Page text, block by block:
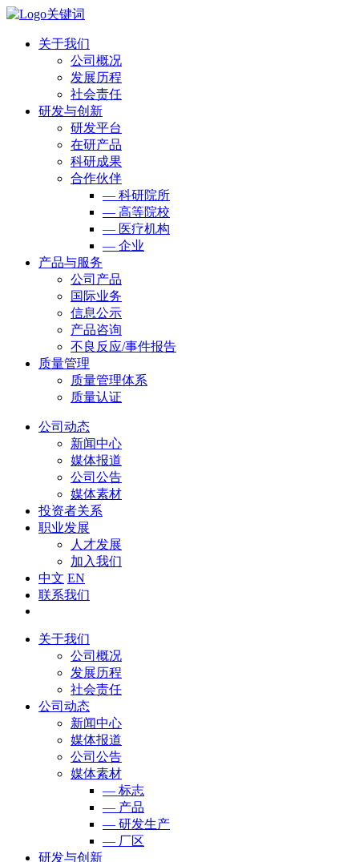
关于我们
公司概况
发展历程
社会责任
研发与创新
研发平台
在研产品
科研成果
合作伙伴
— 科研院所
— 高等院校
— 医疗机构
— 企业
产品与服务
公司产品
国际业务
信息公示
产品咨询
不良反应/事件报告
质量管理
质量管理体系
质量认证
公司动态
新闻中心
媒体报道
公司公告
媒体素材
投资者关系
职业发展
人才发展
加入我们
中文 EN
联系我们
关于我们
公司概况
发展历程
社会责任
公司动态
新闻中心
媒体报道
公司公告
媒体素材
— 标志
— 产品
— 研发生产
— 厂区
研发与创新